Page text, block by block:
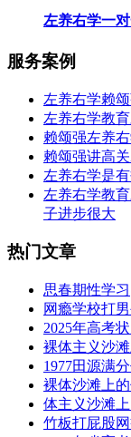
左养右学一
服务案例
左养右学赖
左养右学教
赖颂强左养
赖颂强讲高
左养右学是
左养右学教
子进步很大
热门文章
思春期性学习
网瘾学校打
2025年高考
裸体主义沙
1977田源满
裸体沙滩上
体主义沙滩
竹板打屁股